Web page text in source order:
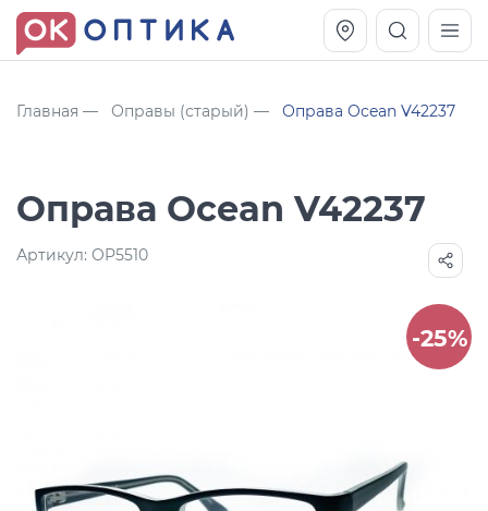
Главная Оправы (старый) Оправа Ocean V42237
Оправа Ocean V42237
Артикул: OP5510
-25%
Оправа Vogue OVO 4025